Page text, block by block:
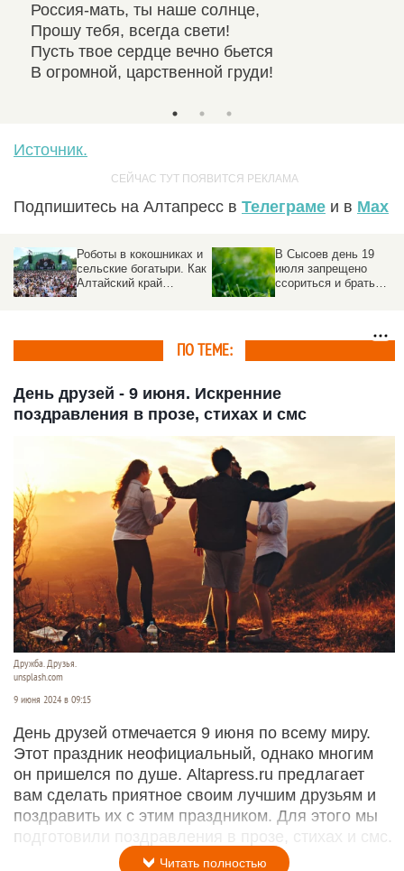
Россия-мать, ты наше солнце,
Прошу тебя, всегда свети!
Пусть твое сердце вечно бьется
В огромной, царственной груди!
Источник.
Подпишитесь на Алтапресс в Телеграме и в Max
Роботы в кокошниках и
сельские богатыри. Как
Алтайский край
В Сысоев день 19
июля запрещено
ссориться и брать
ПО ТЕМЕ:
День друзей - 9 июня. Искренние
поздравления в прозе, стихах и смс
Дружба. Друзья.
unsplash.com
9 июня 2024 в 09:15
День друзей отмечается 9 июня по всему миру.
Этот праздник неофициальный, однако многим
он пришелся по душе. Altapress.ru предлагает
вам сделать приятное своим лучшим друзьям и
поздравить их с этим праздником. Для этого мы
подготовили поздравления в прозе, стихах и смс.
Читать полностью